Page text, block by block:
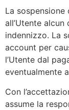
La sospensione
all’Utente
indennizzo. La
account per
l’Utente dal
eventualmente
Con
assume la